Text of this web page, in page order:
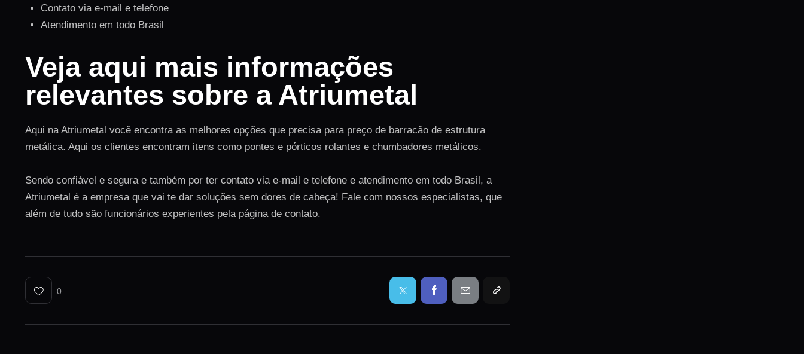
Contato via e-mail e telefone
Atendimento em todo Brasil
Veja aqui mais informações
relevantes sobre a Atriumetal
Aqui na Atriumetal você encontra as melhores opções que precisa para preço de barracão de estrutura
metálica. Aqui os clientes encontram itens como pontes e pórticos rolantes e chumbadores metálicos.
Sendo confiável e segura e também por ter contato via e-mail e telefone e atendimento em todo Brasil, a
Atriumetal é a empresa que vai te dar soluções sem dores de cabeça! Fale com nossos especialistas, que
além de tudo são funcionários experientes pela página de contato.
0